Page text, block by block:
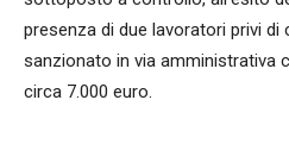
presenza di due lavoratori privi
sanzionato in via amministrativa
circa 7.000 euro.